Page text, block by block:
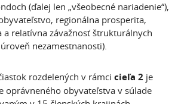
(ďalej len „všeobecné nariadenie“),
regionálna prosperita,
relatívna závažnosť štrukturálnych
nezamestnanosti).
rozdelených v rámci cieľa 2 je
oprávneného obyvateľstva v súlade